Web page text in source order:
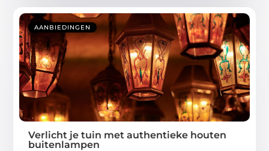
AANBIEDINGEN
Verlicht je tuin met authentieke houten
buitenlampen